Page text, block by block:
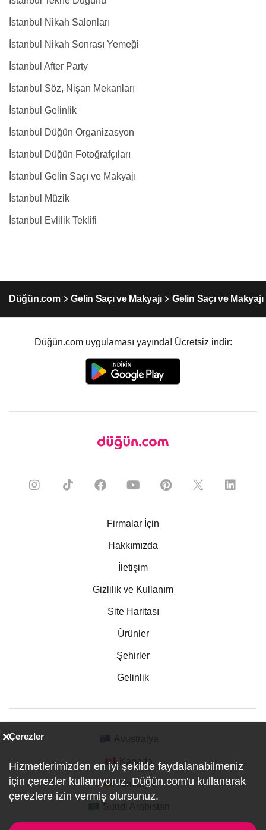
İstanbul Nikah Salonları
İstanbul Nikah Sonrası Yemeği
İstanbul After Party
İstanbul Söz, Nişan Mekanları
İstanbul Gelinlik
İstanbul Düğün Organizasyon
İstanbul Düğün Fotoğrafçıları
İstanbul Gelin Saçı ve Makyajı
İstanbul Müzik
İstanbul Evlilik Teklifi
Düğün.com Gelin Saçı ve Makyajı Gelin Saçı ve
Düğün.com uygulaması yayında! Ücretsiz indir:
Firmalar İçin
Hakkımızda
İletişim
Gizlilik ve Kullanım
Site Haritası
Ürünler
Şehirler
Gelinlik
Kanada
Almanya
Çerezler
Hizmetlerimizden en iyi şekilde faydalanabilmeniz
için çerezler kullanıyoruz. Düğün.com'u kullanarak
çerezlere izin vermiş olursunuz.